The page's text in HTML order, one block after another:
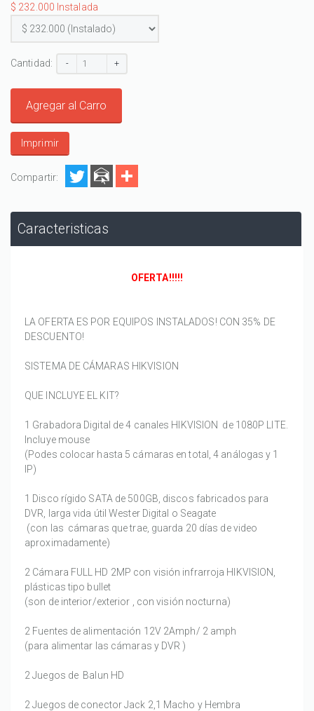
$ 232.000 Instalada
Cantidad: - +
Agregar al Carro
Imprimir
Compartir:
Caracteristicas
OFERTA!!!!!
LA OFERTA ES POR EQUIPOS INSTALADOS! CON 35% DE
DESCUENTO!
SISTEMA DE CÁMARAS HIKVISION
QUE INCLUYE EL KIT?
1 Grabadora Digital de 4 canales HIKVISION de 1080P LITE.
Incluye mouse
(Podes colocar hasta 5 cámaras en total, 4 análogas y 1
IP)
1 Disco rígido SATA de 500GB, discos fabricados para
DVR, larga vida útil Wester Digital o Seagate
(con las cámaras que trae, guarda 20 días de video
aproximadamente)
2 Cámara FULL HD 2MP con visión infrarroja HIKVISION,
plásticas tipo bullet
(son de interior/exterior , con visión nocturna)
2 Fuentes de alimentación 12V 2Amph/ 2 amph
(para alimentar las cámaras y DVR )
2 Juegos de Balun HD
2 Juegos de conector Jack 2,1 Macho y Hembra